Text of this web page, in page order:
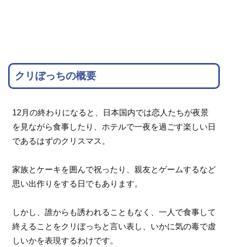
クリぼっちの概要
12月の終わりになると、日本国内では恋人たちが夜景
を見ながら食事したり、ホテルで一夜を過ごす楽しい日
であるはずのクリスマス。
家族とケーキを囲んで祝ったり、親友とゲームするなど
思い出作りをする日でもあります。
しかし、誰からも誘われることもなく、一人で食事して
終えることをクリぼっちと言い表し、いかに気の毒で虚
しいかを表現するわけです。